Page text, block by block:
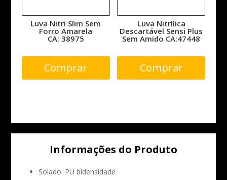
Luva Nitri Slim Sem
Forro Amarela
CA: 38975
Comprar
Luva Nitrílica
Descartável Sensi Plus
Sem Amido CA:47448
Comprar
Informações do Produto
Solado: PU bidensidade